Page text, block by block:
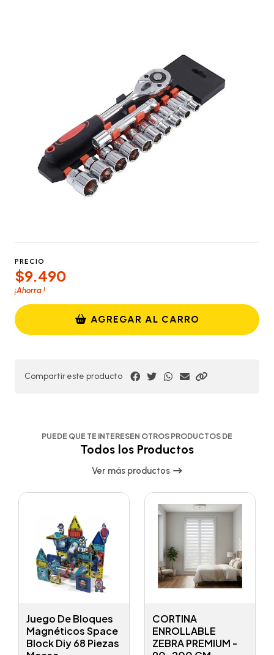
PRECIO
$9.490
¡Ahorra!
AGREGAR AL CARRO
Compartir este producto
PUEDE QUE TE INTERESEN OTROS PRODUCTOS DE
Todos los Productos
Ver más productos
Juego De Bloques
Magnéticos Space
Block Diy 68 Piezas
CORTINA
ENROLLABLE
ZEBRA PREMIUM -